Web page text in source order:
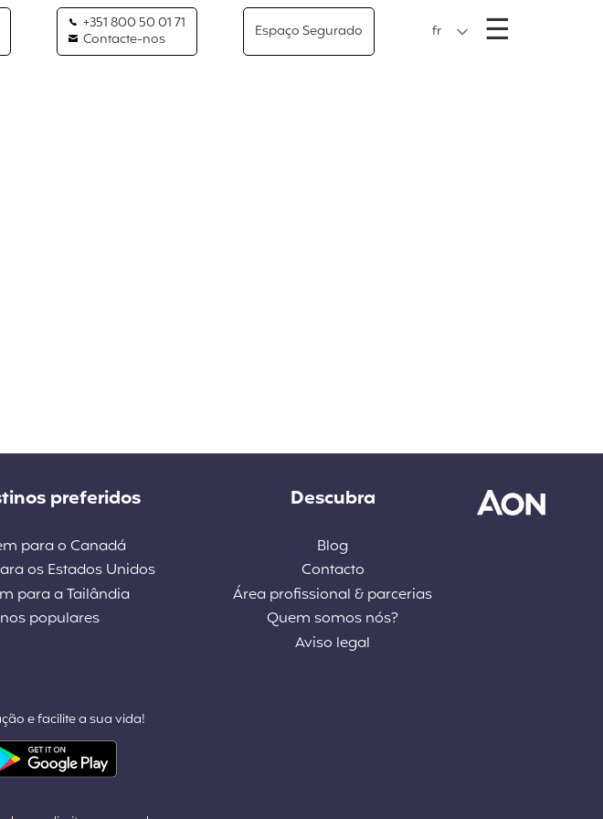
+351 800 50 01 71
Contacte-nos
Espaço Segurado fr ☰
preferidos
para o Canadá
os Estados Unidos
para a Tailândia
populares
Descubra
Blog
Contacto
Área profissional & parcerias
Quem somos nós?
Aviso legal
e facilite a sua vida!